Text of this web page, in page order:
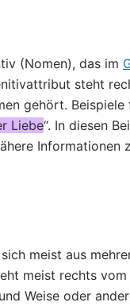
(Nomen), das im
steht
gehört.
Liebe“. In diesen
Informationen
meist aus
meist rechts
Weise oder